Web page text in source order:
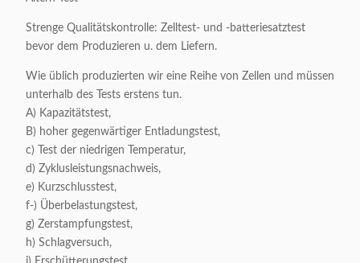
Strenge Qualitätskontrolle: Zelltest- und -batteriesatztest
bevor dem Produzieren u. dem Liefern.
Wie üblich produzierten wir eine Reihe von Zellen und müssen
unterhalb des Tests erstens tun.
A) Kapazitätstest,
B) hoher gegenwärtiger Entladungstest,
c) Test der niedrigen Temperatur,
d) Zyklusleistungsnachweis,
e) Kurzschlusstest,
f-) Überbelastungstest,
g) Zerstampfungstest,
h) Schlagversuch,